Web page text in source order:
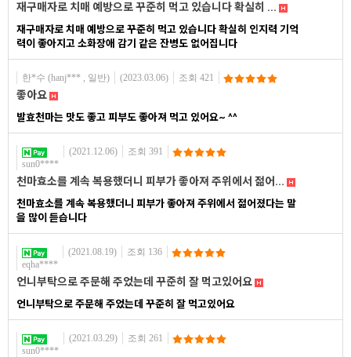
재구매자로 치매 예방으로 꾸준히 먹고 있습니다 확실히 ...
재구매자로 치매 예방으로 꾸준히 먹고 있습니다 확실히 인지력 기억
력이 좋아지고 소화장애 감기 같은 잔병도 없어집니다
한*수 (hanj*** , 일반) (2023.03.06) 조회 421
좋아요
발효천마는 맛도 좋고 피부도 좋아져 먹고 있어요~ ^^
sun0****
(2021.12.06) 조회 391
천마효소를 계속 복용했더니 피부가 좋아져 주위에서 젊어...
천마효소를 계속 복용했더니 피부가 좋아져 주위에서 젊어졌다는 말
을 많이 듣습니다
eqha****
(2021.08.19) 조회 136
언니부탁으로 주문해 주었는데 꾸준히 잘 먹고있어요
언니부탁으로 주문해 주었는데 꾸준히 잘 먹고있어요
sun0****
(2021.03.29) 조회 261